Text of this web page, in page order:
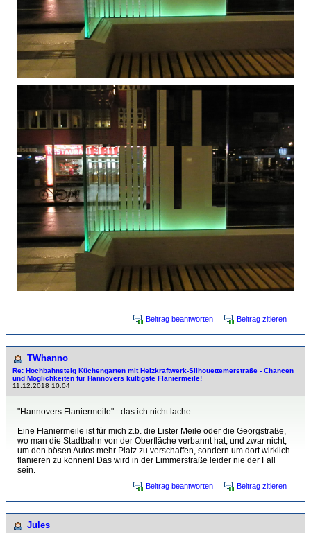
Beitrag beantworten Beitrag zitieren
TWhanno
Re: Hochbahnsteig Küchengarten mit Heizkraftwerk-Sil­hou­et­temerstraße - Chancen
und Möglichkeiten für Hannovers kultigste Flaniermeile!
11.12.2018 10:04
"Hannovers Flaniermeile" - das ich nicht lache.
Eine Flaniermeile ist für mich z.b. die Lister Meile oder die Georgstraße,
wo man die Stadtbahn von der Oberfläche verbannt hat, und zwar nicht,
um den bösen Autos mehr Platz zu verschaffen, sondern um dort wirklich
flanieren zu können! Das wird in der Limmerstraße leider nie der Fall
sein.
Beitrag beantworten Beitrag zitieren
Jules